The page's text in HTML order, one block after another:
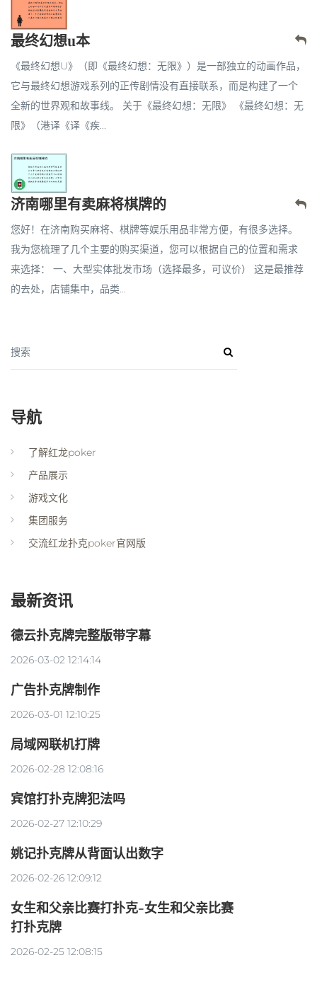
最终幻想u本
《最终幻想U》（即《最终幻想：无限》）是一部独立的动画作品，
它与最终幻想游戏系列的正传剧情没有直接联系，而是构建了一个
全新的世界观和故事线。 关于《最终幻想：无限》 《最终幻想：无
限》（港译《译《疾...
济南哪里有卖麻将棋牌的
您好！在济南购买麻将、棋牌等娱乐用品非常方便，有很多选择。
我为您梳理了几个主要的购买渠道，您可以根据自己的位置和需求
来选择： 一、大型实体批发市场（选择最多，可议价） 这是最推荐
的去处，店铺集中，品类...
搜索
导航
了解红龙poker
产品展示
游戏文化
集团服务
交流红龙扑克poker官网版
最新资讯
德云扑克牌完整版带字幕
2026-03-02 12:14:14
广告扑克牌制作
2026-03-01 12:10:25
局域网联机打牌
2026-02-28 12:08:16
宾馆打扑克牌犯法吗
2026-02-27 12:10:29
姚记扑克牌从背面认出数字
2026-02-26 12:09:12
女生和父亲比赛打扑克-女生和父亲比赛
打扑克牌
2026-02-25 12:08:15